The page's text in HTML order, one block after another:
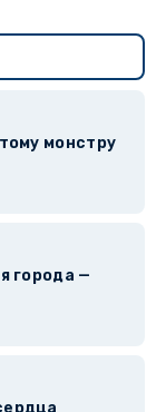
монстру
города —